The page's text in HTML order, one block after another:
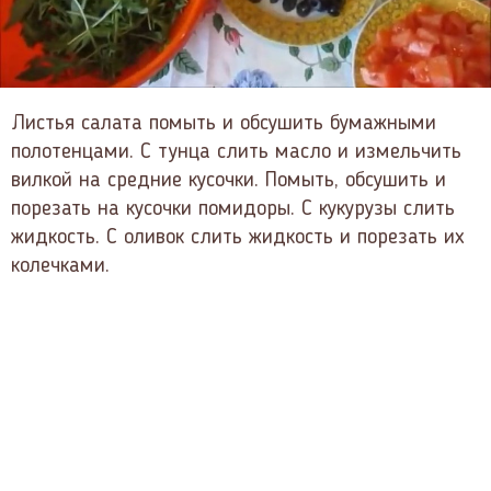
Листья салата помыть и обсушить бумажными
полотенцами. С тунца слить масло и измельчить
вилкой на средние кусочки. Помыть, обсушить и
порезать на кусочки помидоры. С кукурузы слить
жидкость. С оливок слить жидкость и порезать их
колечками.